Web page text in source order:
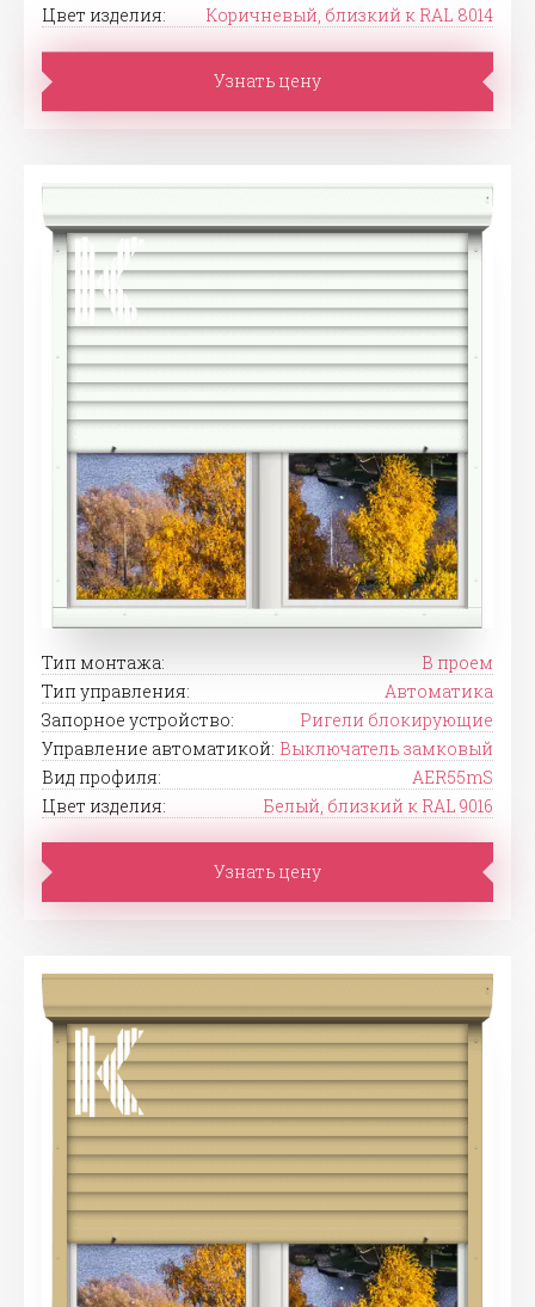
Цвет изделия:
Коричневый, близкий к RAL 8014
Узнать цену
Тип монтажа:
В проем
Тип управления:
Автоматика
Запорное устройство:
Ригели блокирующие
Управление автоматикой: Выключатель замковый
Вид профиля:
AER55mS
Цвет изделия:
Белый, близкий к RAL 9016
Узнать цену